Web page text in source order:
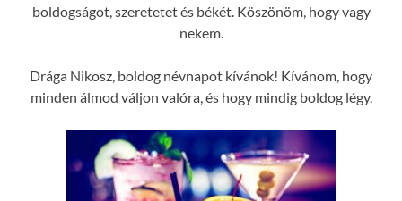
boldogságot, szeretetet és békét. Köszönöm, hogy vagy
nekem.
Drága Nikosz, boldog névnapot kívánok! Kívánom, hogy
minden álmod váljon valóra, és hogy mindig boldog légy.